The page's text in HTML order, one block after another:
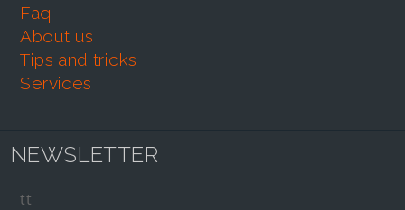
faq
about us
tips and tricks
services
NEWSLETTER
tt